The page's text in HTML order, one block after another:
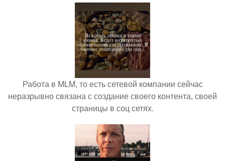
Работа в MLM, то есть сетевой компании сейчас
неразрывно связана с создание своего контента, своей
страницы в соц сетях.